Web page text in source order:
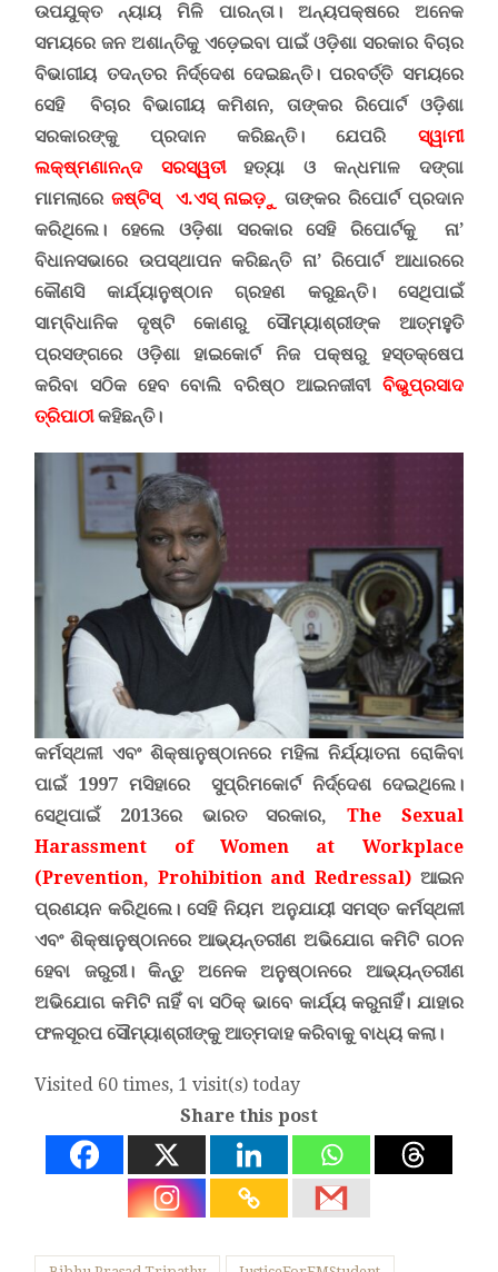
ଉପଯୁକ୍ତ ନ୍ୟାୟ ମିଳି ପାରନ୍ତା। ଅନ୍ୟପକ୍ଷରେ ଅନେକ
ସମୟରେ ଜନ ଅଶାନ୍ତିକୁ ଏଡ଼େଇବା ପାଇଁ ଓଡ଼ିଶା ସରକାର ବିଚାର
ବିଭାଗୀୟ ତଦନ୍ତର ନିର୍ଦ୍ଦେଶ ଦେଇଛନ୍ତି। ପରବର୍ତ୍ତି ସମୟରେ
ସେହି ବିଚାର ବିଭାଗୀୟ କମିଶନ,ତାଙ୍କର ରିପୋର୍ଟ ଓଡ଼ିଶା
ସରକାରଙ୍କୁ ପ୍ରଦାନ କରିଛନ୍ତି। ଯେପରି ସ୍ୱାମୀ
ଲକ୍ଷ୍ମଣାନନ୍ଦ ସରସ୍ୱତୀହତ୍ୟା ଓ କନ୍ଧମାଳ ଦଙ୍ଗା
ମାମଲାରେଜଷ୍ଟିସ୍ ଏ.ଏସ୍ ନାଇଡ଼ୁ ତାଙ୍କର ରିପୋର୍ଟ ପ୍ରଦାନ
କରିଥିଲେ। ହେଲେ ଓଡ଼ିଶା ସରକାର ସେହି ରିପୋର୍ଟକୁ ନା’
ବିଧାନସଭାରେ ଉପସ୍ଥାପନ କରିଛନ୍ତି ନା’ ରିପୋର୍ଟ ଆଧାରରେ
କୌଣସି କାର୍ଯ୍ୟାନୁଷ୍ଠାନ ଗ୍ରହଣ କରୁଛନ୍ତି। ସେଥିପାଇଁ
ସାମ୍ବିଧାନିକ ଦୃଷ୍ଟି କୋଣରୁ ସୌମ୍ୟାଶ୍ରୀଙ୍କ ଆତ୍ମହୁତି
ପ୍ରସଙ୍ଗରେ ଓଡ଼ିଶା ହାଇକୋର୍ଟ ନିଜ ପକ୍ଷରୁ ହସ୍ତକ୍ଷେପ
କରିବା ସଠିକ ହେବ ବୋଲି ବରିଷ୍ଠ ଆଇନଜୀବୀ ବିଭୁପ୍ରସାଦ
ତ୍ରିପାଠୀକହିଛନ୍ତି।
କର୍ମସ୍ଥଳୀ ଏବଂ ଶିକ୍ଷାନୁଷ୍ଠାନରେ ମହିଳା ନିର୍ଯ୍ୟାତନା ରୋକିବା
ପାଇଁ 1997 ମସିହାରେ ସୁପ୍ରିମକୋର୍ଟ ନିର୍ଦ୍ଦେଶ ଦେଇଥିଲେ।
ସେଥିପାଇଁ 2013ରେ ଭାରତ ସରକାର, The Sexual
Harassment of Women at Workplace
(Prevention, Prohibition and Redressal) ଆଇନ
ପ୍ରଣୟନ କରିଥିଲେ। ସେହି ନିୟମ ଅନୁଯାୟୀ ସମସ୍ତ କର୍ମସ୍ଥଳୀ
ଏବଂ ଶିକ୍ଷାନୁଷ୍ଠାନରେ ଆଭ୍ୟନ୍ତରୀଣ ଅଭିଯୋଗ କମିଟି ଗଠନ
ହେବା ଜରୁରୀ। କିନ୍ତୁ ଅନେକ ଅନୁଷ୍ଠାନରେ ଆଭ୍ୟନ୍ତରୀଣ
ଅଭିଯୋଗ କମିଟି ନାହିଁ ବା ସଠିକ୍ ଭାବେ କାର୍ଯ୍ୟ କରୁନାହିଁ। ଯାହାର
ଫଳସୂରପ ସୌମ୍ୟାଶ୍ରୀଙ୍କୁ ଆତ୍ମଦାହ କରିବାକୁ ବାଧ୍ୟ କଲା।
Visited 60 times, 1 visit(s) today
Share this post